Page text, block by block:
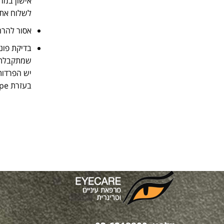
לשלוח
אסור
בדיקת
יש
בעזרת